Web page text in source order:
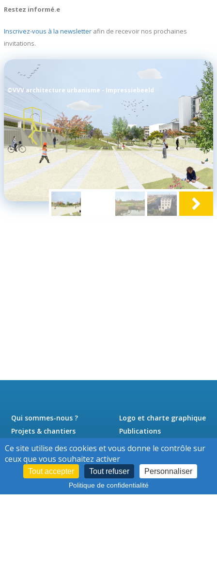
Restez informé.e
Inscrivez-vous à la newsletter afin de recevoir nos prochaines
invitations.
©VVV architecture urbanisme - Impressiebeeld
Qui sommes-nous ?
Projets & chantiers
Actualités
Jobs
Logo et charte graphique
Publications
Presse
Contact
Ce site utilise des cookies et vous donne le contrôle sur
ceux que vous souhaitez activer
Tout accepter Tout refuser Personnaliser
Politique de confidentialité